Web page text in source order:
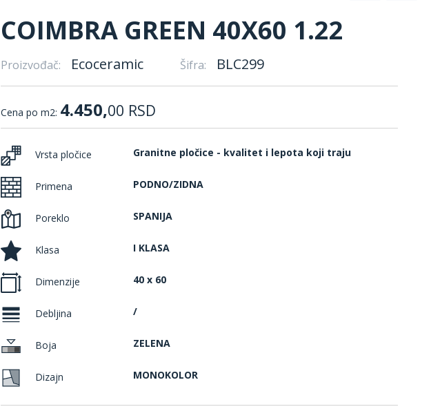
COIMBRA GREEN 40X60 1.22
Proizvođač: Ecoceramic Šifra: BLC299
Cena po m2: 4.450,00 RSD
Vrsta pločice Granitne pločice - kvalitet i lepota koji traju
Primena PODNO/ZIDNA
Poreklo SPANIJA
Klasa I KLASA
Dimenzije 40 x 60
Debljina /
Boja ZELENA
Dizajn MONOKOLOR